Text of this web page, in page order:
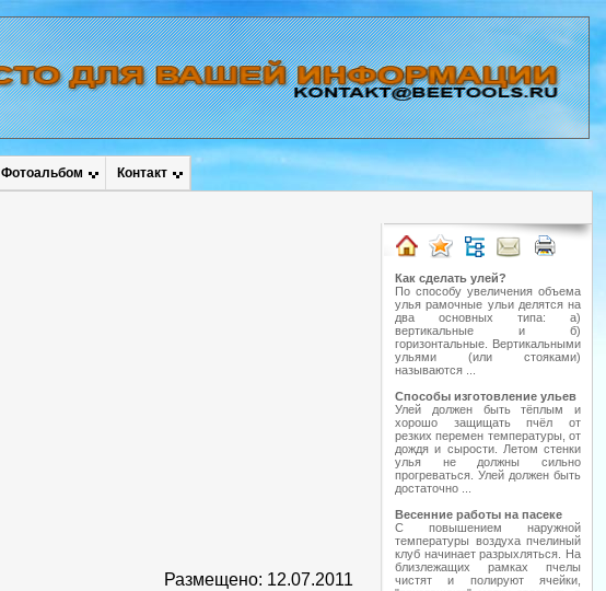
Фотоальбом Контакт
Размещено: 12.07.2011
Как сделать улей?
По способу увеличения объема
улья рамочные ульи делятся на
два основных типа: а)
вертикальные и б)
горизонтальные. Вертикальными
ульями (или стояками)
называются ...
Способы изготовление ульев
Улей должен быть тёплым и
хорошо защищать пчёл от
резких перемен температуры, от
дождя и сырости. Летом стенки
улья не должны сильно
прогреваться. Улей должен быть
достаточно ...
Весенние работы на пасеке
С повышением наружной
температуры воздуха пчелиный
клуб начинает разрыхляться. На
близлежащих рамках пчелы
чистят и полируют ячейки,